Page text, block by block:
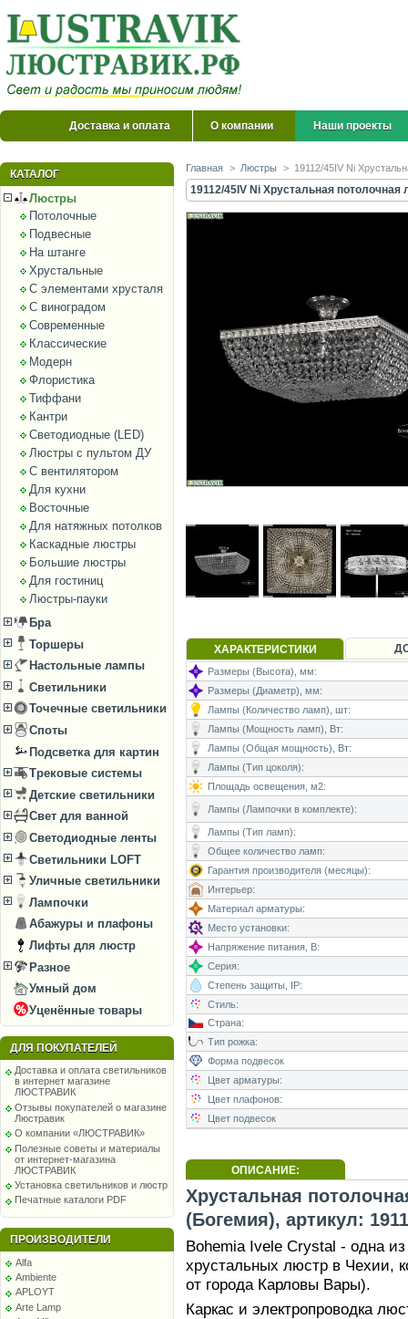
Доставка и оплата О компании Наши проекты
КАТАЛОГ
Люстры
Потолочные
Подвесные
На штанге
Хрустальные
С элементами хрусталя
С виноградом
Современные
Классические
Модерн
Флористика
Тиффани
Кантри
Светодиодные (LED)
Люстры с пультом ДУ
С вентилятором
Для кухни
Восточные
Для натяжных потолков
Каскадные люстры
Большие люстры
Для гостиниц
Люстры-пауки
Бра
Торшеры
Настольные лампы
Светильники
Точечные светильники
Споты
Подсветка для картин
Трековые системы
Детские светильники
Свет для ванной
Светодиодные ленты
Светильники LOFT
Уличные светильники
Лампочки
Абажуры и плафоны
Лифты для люстр
Разное
Умный дом
Уценённые товары
ДЛЯ ПОКУПАТЕЛЕЙ
Доставка и оплата светильников
в интернет магазине
ЛЮСТРАВИК
Отзывы покупателей о магазине
Люстравик
О компании «ЛЮСТРАВИК»
Полезные советы и материалы
от интернет-магазина
ЛЮСТРАВИК
Установка светильников и люстр
Печатные каталоги PDF
ПРОИЗВОДИТЕЛИ
Alfa
Ambiente
APLOYT
Arte Lamp
Главная > Люстры > 19112/45IV Ni
19112/45IV Ni Хрустальная
ХАРАКТЕРИСТИКИ
Размеры (Высота), мм:
Размеры (Диаметр), мм:
Лампы (Количество ламп), шт:
Лампы (Мощность ламп), Вт:
Лампы (Общая мощность), Вт:
Лампы (Тип цоколя):
Площадь освещения, м2:
Лампы (Лампочки в комплекте):
Лампы (Тип ламп):
Общее количество ламп:
Гарантия производителя (месяцы):
Интерьер:
Материал арматуры:
Место установки:
Напряжение питания, В:
Серия:
Степень защиты, IP:
Стиль:
Страна:
Тип рожка:
Форма подвесок
Цвет арматуры:
Цвет плафонов:
Цвет подвесок
ОПИСАНИЕ:
Хрустальная
(Богемия), артикул:
Bohemia Ivele Crystal - одна
хрустальных люстр в Чехии,
от города Карловы Вары).
Каркас и электропроводка